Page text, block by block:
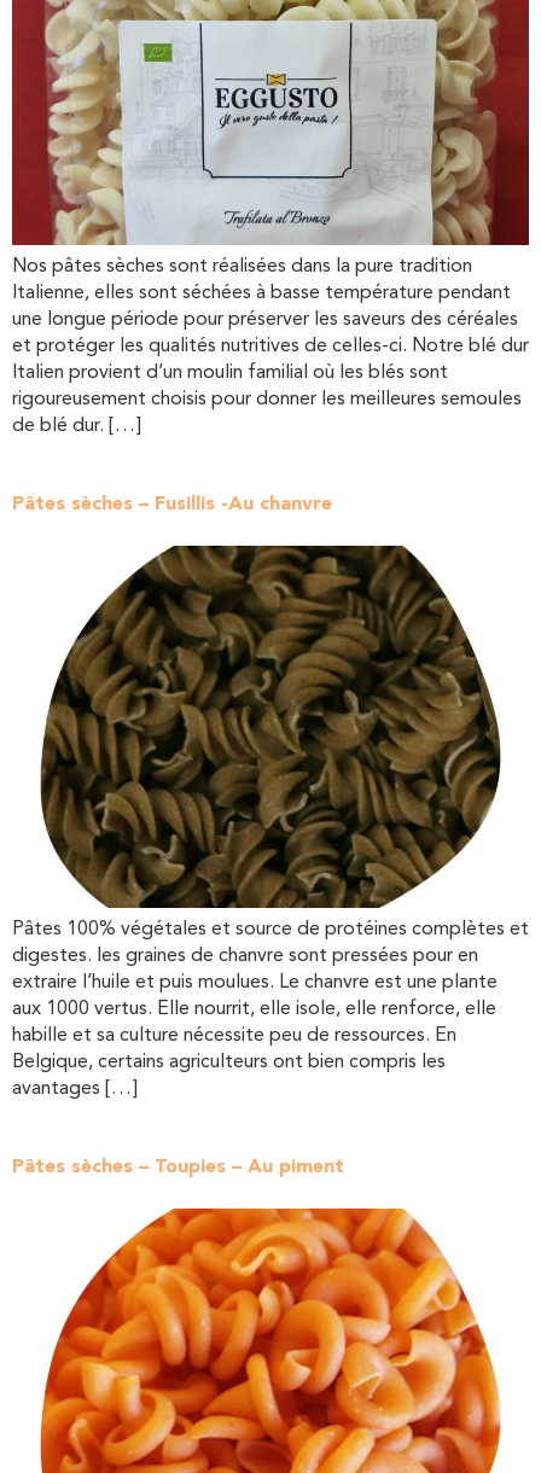
Nos pâtes sèches sont réalisées dans la pure tradition
Italienne, elles sont séchées à basse température pendant
une longue période pour préserver les saveurs des céréales
et protéger les qualités nutritives de celles-ci. Notre blé dur
Italien provient d’un moulin familial où les blés sont
rigoureusement choisis pour donner les meilleures semoules
de blé dur. […]
Pâtes sèches – Fusillis -Au chanvre
Pâtes 100% végétales et source de protéines complètes et
digestes. les graines de chanvre sont pressées pour en
extraire l’huile et puis moulues. Le chanvre est une plante
aux 1000 vertus. Elle nourrit, elle isole, elle renforce, elle
habille et sa culture nécessite peu de ressources. En
Belgique, certains agriculteurs ont bien compris les
avantages […]
Pâtes sèches – Toupies – Au piment